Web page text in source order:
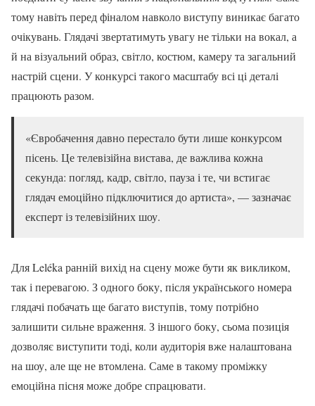
тому навіть перед фіналом навколо виступу виникає багато
очікувань. Глядачі звертатимуть увагу не тільки на вокал, а
й на візуальний образ, світло, костюм, камеру та загальний
настрій сцени. У конкурсі такого масштабу всі ці деталі
працюють разом.
«Євробачення давно перестало бути лише конкурсом
пісень. Це телевізійна вистава, де важлива кожна
секунда: погляд, кадр, світло, пауза і те, чи встигає
глядач емоційно підключитися до артиста», — зазначає
експерт із телевізійних шоу.
Для Leléka ранній вихід на сцену може бути як викликом,
так і перевагою. З одного боку, після українського номера
глядачі побачать ще багато виступів, тому потрібно
залишити сильне враження. З іншого боку, сьома позиція
дозволяє виступити тоді, коли аудиторія вже налаштована
на шоу, але ще не втомлена. Саме в такому проміжку
емоційна пісня може добре спрацювати.